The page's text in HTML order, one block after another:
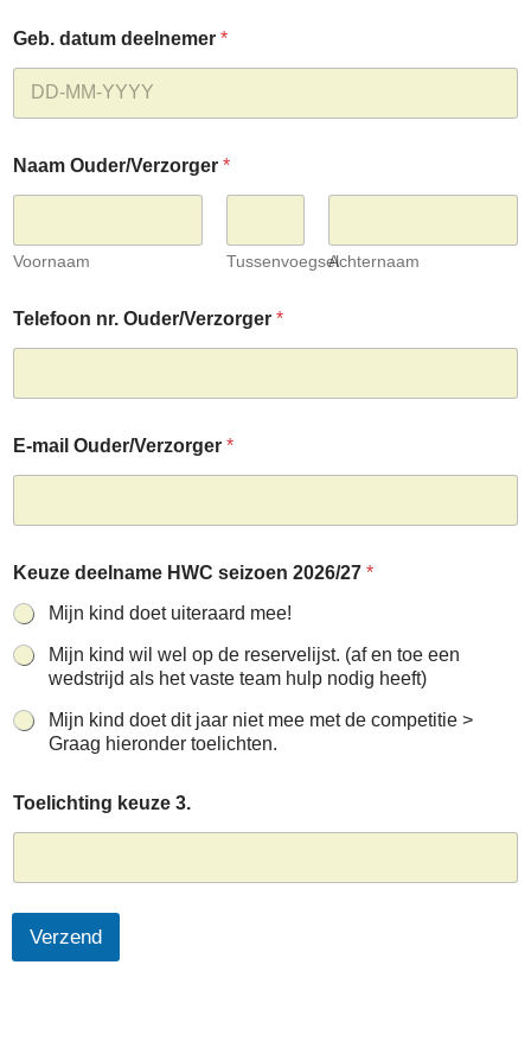
Geb. datum deelnemer *
Naam Ouder/Verzorger *
Voornaam TussenvoegselAchternaam
Telefoon nr. Ouder/Verzorger *
-
m
d
a
t
u
m
u
E-mail Ouder/Verzorger *
Keuze deelname HWC seizoen 2026/27 *
Mijn kind doet uiteraard mee!
Mijn kind wil wel op de reservelijst. (af en toe een
wedstrijd als het vaste team hulp nodig heeft)
Mijn kind doet dit jaar niet mee met de competitie >
Graag hieronder toelichten.
Toelichting keuze 3.
Verzend